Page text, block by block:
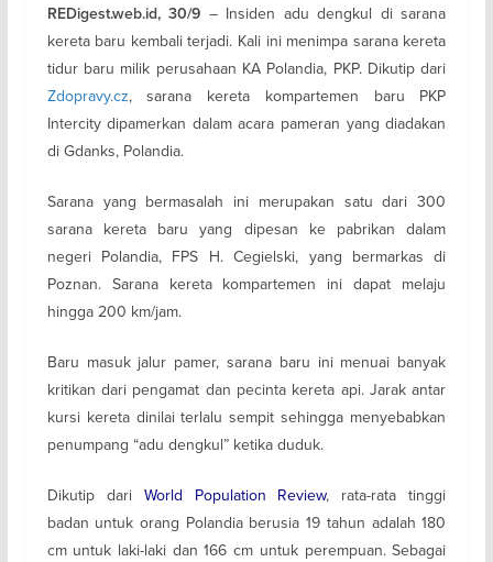
REDigest.web.id, 30/9 – Insiden adu dengkul di sarana
kereta baru kembali terjadi. Kali ini menimpa sarana kereta
tidur baru milik perusahaan KA Polandia, PKP. Dikutip dari
Zdopravy.cz, sarana kereta kompartemen baru PKP
Intercity dipamerkan dalam acara pameran yang diadakan
di Gdanks, Polandia.
Sarana yang bermasalah ini merupakan satu dari 300
sarana kereta baru yang dipesan ke pabrikan dalam
negeri Polandia, FPS H. Cegielski, yang bermarkas di
Poznan. Sarana kereta kompartemen ini dapat melaju
hingga 200 km/jam.
Baru masuk jalur pamer, sarana baru ini menuai banyak
kritikan dari pengamat dan pecinta kereta api. Jarak antar
kursi kereta dinilai terlalu sempit sehingga menyebabkan
penumpang “adu dengkul” ketika duduk.
Dikutip dari World Population Review, rata-rata tinggi
badan untuk orang Polandia berusia 19 tahun adalah 180
cm untuk laki-laki dan 166 cm untuk perempuan. Sebagai